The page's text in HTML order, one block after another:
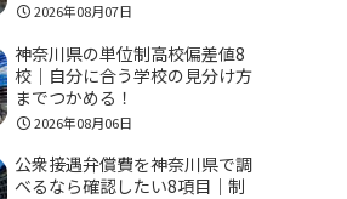
2026年08月07日
神奈川県の単位制高校偏差値8
校｜自分に合う学校の見分け方
までつかめる！
2026年08月06日
公衆接遇弁償費を神奈川県で調
べるなら確認したい8項目｜制